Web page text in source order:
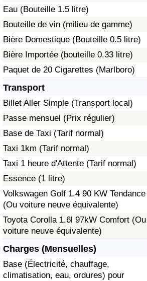
Eau (Bouteille 1.5 litre)
Bouteille de vin (milieu de gamme)
Bière Domestique (Bouteille 0.5 litre)
Bière Importée (bouteille 0.33 litre)
Paquet de 20 Cigarettes (Marlboro)
Transport
Billet Aller Simple (Transport local)
Passe mensuel (Prix régulier)
Base de Taxi (Tarif normal)
Taxi 1km (Tarif normal)
Taxi 1 heure d'Attente (Tarif normal)
Essence (1 litre)
Volkswagen Golf 1.4 90 KW Tendance
(Ou voiture neuve équivalente)
Toyota Corolla 1.6l 97kW Comfort (Ou
voiture neuve équivalente)
Charges (Mensuelles)
Base (Électricité, chauffage,
climatisation, eau, ordures) pour
Indice de Trafic
Indice de Trafic (Actuel)
Indice de Trafic par Pays